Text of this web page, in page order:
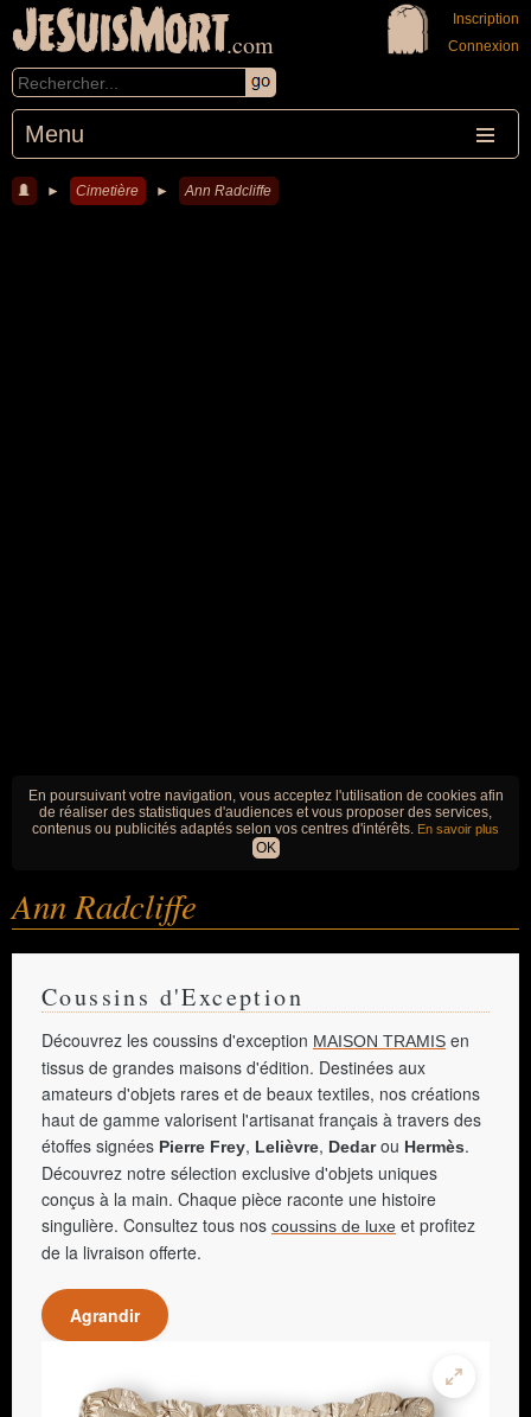
JeSuisMort.com
Menu
Inscription
Connexion
► Cimetière ► Ann Radcliffe
En poursuivant votre navigation, vous acceptez l'utilisation de cookies afin
de réaliser des statistiques d'audiences et vous proposer des services,
contenus ou publicités adaptés selon vos centres d'intérêts. En savoir plus
OK
Ann Radcliffe
Coussins d'Exception
Découvrez les coussins d'exception MAISON TRAMIS en
tissus de grandes maisons d'édition. Destinées aux
amateurs d'objets rares et de beaux textiles, nos créations
haut de gamme valorisent l'artisanat français à travers des
étoffes signées Pierre Frey, Lelièvre, Dedarou Hermès.
Découvrez notre sélection exclusive d'objets uniques
conçus à la main. Chaque pièce raconte une histoire
singulière. Consultez tous nos coussins de luxe et profitez
de la livraison offerte.
Agrandir